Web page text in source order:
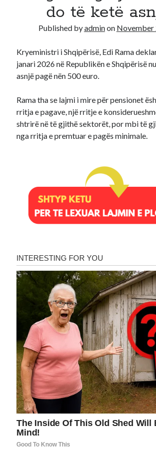
Recent Comments
do të ketë
Published byadminon November
Kryeministri i Shqipërisë, Edi Rama
janari 2026 në Republikën e Shqipërisë
asnjë pagë nën 500 euro.
Rama tha se lajmi i mire për pensionet
rritja e pagave, një rritje e
shtrirë në të gjithë sektorët, por mbi të
nga rritja e premtuar e pagës minimale.